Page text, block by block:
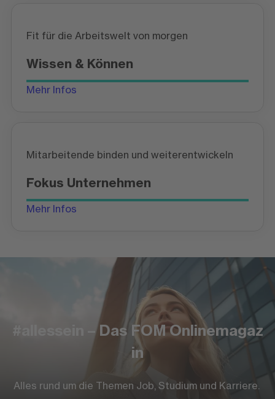
Fit für die Arbeitswelt von morgen
Wissen & Können
Mehr Infos
Mitarbeitende binden und weiterentwickeln
Fokus Unternehmen
Mehr Infos
#allessein – Das FOM Onlinemagaz
in
Alles rund um die Themen Job, Studium und Karriere.